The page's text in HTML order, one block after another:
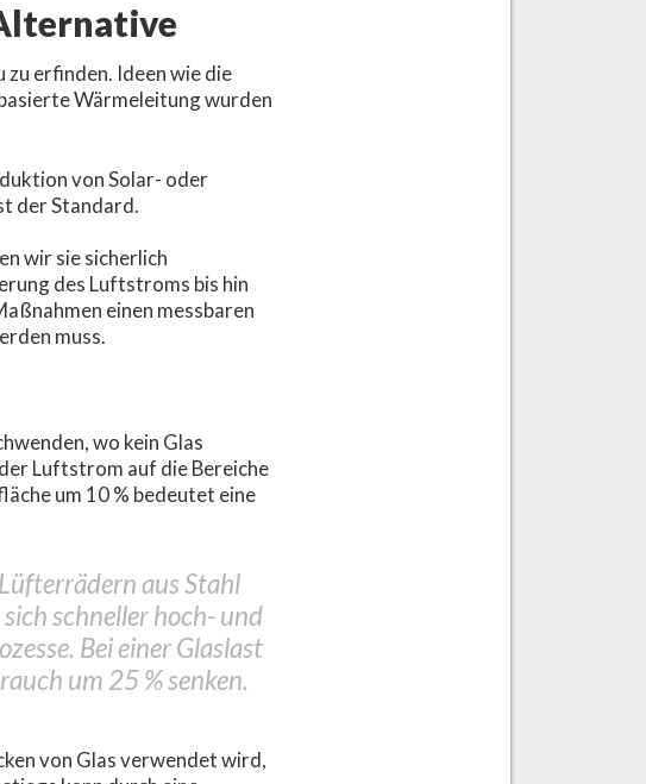
zu erfinden. Ideen wie die
Wärmeleitung wurden
von Solar- oder
der Standard.
wir sie sicherlich
des Luftstroms bis hin
einen messbaren
muss.
wo kein Glas
Luftstrom auf die Bereiche
um 10 % bedeutet eine
aus Stahl
sich schneller hoch- und
Bei einer Glaslast
um 25 % senken.
von Glas verwendet wird,